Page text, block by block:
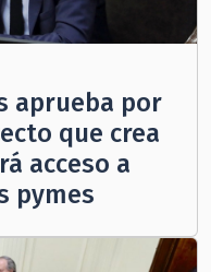
aprueba por
que crea
acceso a
pymes